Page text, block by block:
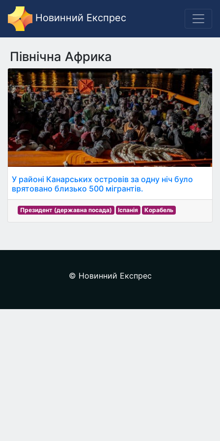
Новинний Експрес
Північна Африка
У районі Канарських островів за одну ніч було
врятовано близько 500 мігрантів.
Президент (державна посада) Іспанія Корабель
© Новинний Експрес